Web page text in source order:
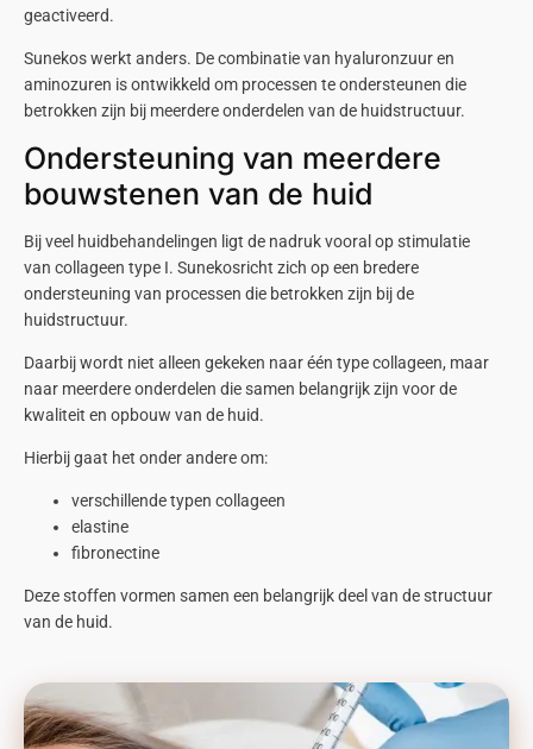
geactiveerd.
Sunekoswerkt anders. De combinatie van hyaluronzuuren
aminozuren is ontwikkeld om processen te ondersteunen die
betrokken zijn bij meerdere onderdelen van de huidstructuur.
Ondersteuning van meerdere
bouwstenen van de huid
Bij veel huidbehandelingen ligt de nadruk vooral op stimulatie
van collageen type I. Sunekosricht zich op een bredere
ondersteuning van processen die betrokken zijn bij de
huidstructuur.
Daarbij wordt niet alleen gekeken naar één type collageen, maar
naar meerdere onderdelen die samen belangrijk zijn voor de
kwaliteit en opbouw van de huid.
Hierbij gaat het onder andere om:
verschillendetypen collageen
elastine
fibronectine
Deze stoffen vormen samen een belangrijk deel van de structuur
van de huid.